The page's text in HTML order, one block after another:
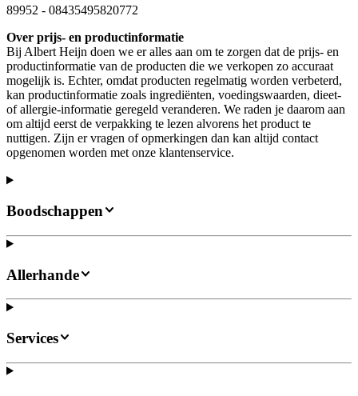
89952 - 08435495820772
Over prijs- en productinformatie
Bij Albert Heijn doen we er alles aan om te zorgen dat de prijs- en
productinformatie van de producten die we verkopen zo accuraat
mogelijk is. Echter, omdat producten regelmatig worden verbeterd,
kan productinformatie zoals ingrediënten, voedingswaarden, dieet-
of allergie-informatie geregeld veranderen. We raden je daarom aan
om altijd eerst de verpakking te lezen alvorens het product te
nuttigen. Zijn er vragen of opmerkingen dan kan altijd contact
opgenomen worden met onze klantenservice.
Boodschappen
Allerhande
Services